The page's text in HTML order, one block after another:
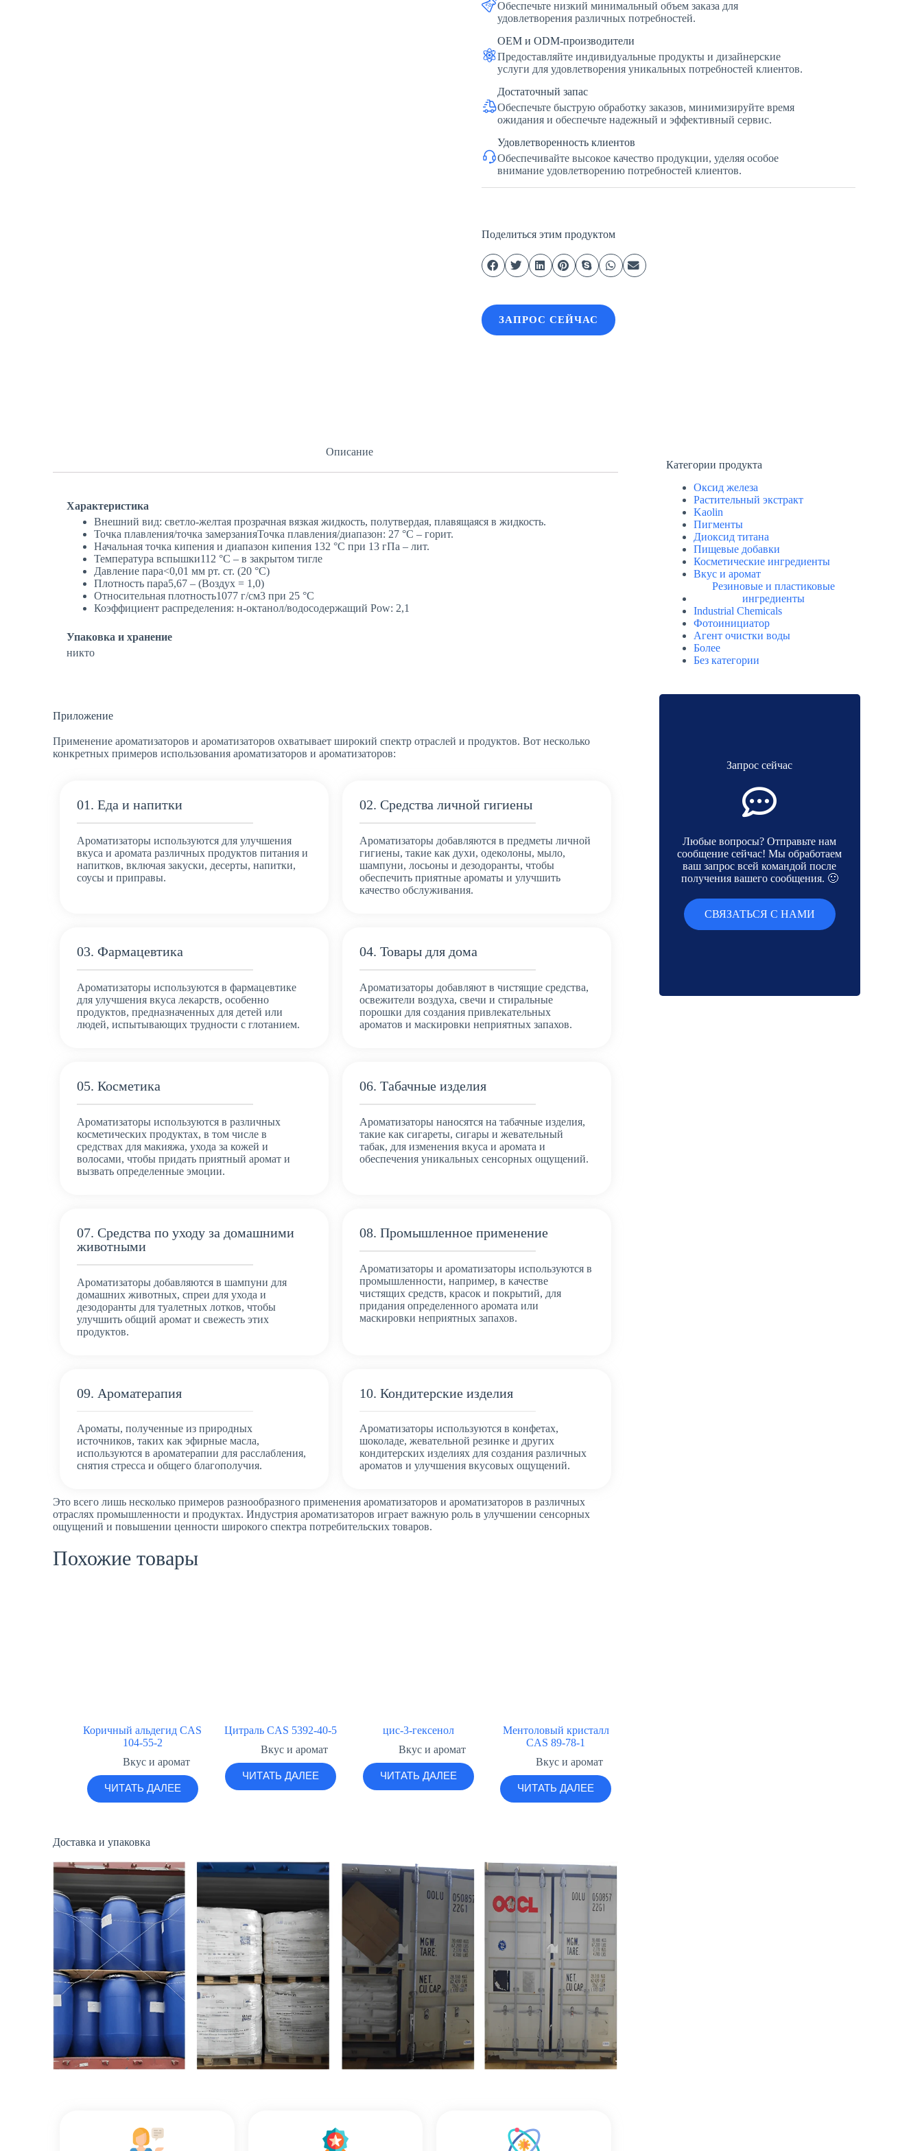
Обеспечьте низкий минимальный объем заказа для
удовлетворения различных потребностей.
OEM и ODM-производители
Предоставляйте индивидуальные продукты и дизайнерские
услуги для удовлетворения уникальных потребностей клиентов.
Достаточный запас
Обеспечьте быструю обработку заказов, минимизируйте время
ожидания и обеспечьте надежный и эффективный сервис.
Удовлетворенность клиентов
Обеспечивайте высокое качество продукции, уделяя особое
внимание удовлетворению потребностей клиентов.
Поделиться этим продуктом
ЗАПРОС СЕЙЧАС
Описание
Характеристика
Внешний вид: светло-желтая прозрачная вязкая жидкость, полутвердая, плавящаяся в жидкость.
Точка плавления/точка замерзанияТочка плавления/диапазон: 27 °C – горит.
Начальная точка кипения и диапазон кипения 132 °С при 13 гПа – лит.
Температура вспышки112 °C – в закрытом тигле
Давление пара<0,01 мм рт. ст. (20 °C)
Плотность пара5,67 – (Воздух = 1,0)
Относительная плотность1077 г/см3 при 25 °C
Коэффициент распределения: н-октанол/водосодержащий Pow: 2,1
Упаковка и хранение
никто
Приложение
Применение ароматизаторов и ароматизаторов охватывает широкий спектр отраслей и продуктов. Вот несколько
конкретных примеров использования ароматизаторов и ароматизаторов:
01. Еда и напитки
Ароматизаторы используются для улучшения
вкуса и аромата различных продуктов питания и
напитков, включая закуски, десерты, напитки,
соусы и приправы.
02. Средства личной гигиены
Ароматизаторы добавляются в предметы личной
гигиены, такие как духи, одеколоны, мыло,
шампуни, лосьоны и дезодоранты, чтобы
обеспечить приятные ароматы и улучшить
качество обслуживания.
03. Фармацевтика
Ароматизаторы используются в фармацевтике
для улучшения вкуса лекарств, особенно
продуктов, предназначенных для детей или
людей, испытывающих трудности с глотанием.
04. Товары для дома
Ароматизаторы добавляют в чистящие средства,
освежители воздуха, свечи и стиральные
порошки для создания привлекательных
ароматов и маскировки неприятных запахов.
05. Косметика
Ароматизаторы используются в различных
косметических продуктах, в том числе в
средствах для макияжа, ухода за кожей и
волосами, чтобы придать приятный аромат и
вызвать определенные эмоции.
06. Табачные изделия
Ароматизаторы наносятся на табачные изделия,
такие как сигареты, сигары и жевательный
табак, для изменения вкуса и аромата и
обеспечения уникальных сенсорных ощущений.
07. Средства по уходу за домашними
животными
Ароматизаторы добавляются в шампуни для
домашних животных, спреи для ухода и
дезодоранты для туалетных лотков, чтобы
улучшить общий аромат и свежесть этих
продуктов.
08. Промышленное применение
Ароматизаторы и ароматизаторы используются в
промышленности, например, в качестве
чистящих средств, красок и покрытий, для
придания определенного аромата или
маскировки неприятных запахов.
09. Ароматерапия
Ароматы, полученные из природных
источников, таких как эфирные масла,
используются в ароматерапии для расслабления,
снятия стресса и общего благополучия.
10. Кондитерские изделия
Ароматизаторы используются в конфетах,
шоколаде, жевательной резинке и других
кондитерских изделиях для создания различных
ароматов и улучшения вкусовых ощущений.
Это всего лишь несколько примеров разнообразного применения ароматизаторов и ароматизаторов в различных
отраслях промышленности и продуктах. Индустрия ароматизаторов играет важную роль в улучшении сенсорных
ощущений и повышении ценности широкого спектра потребительских товаров.
Похожие товары
Коричный альдегид CAS
104-55-2
Вкус и аромат
ЧИТАТЬ ДАЛЕЕ
Цитраль CAS 5392-40-5
Вкус и аромат
ЧИТАТЬ ДАЛЕЕ
цис-3-гексенол
Вкус и аромат
ЧИТАТЬ ДАЛЕЕ
Ментоловый кристалл
CAS 89-78-1
Вкус и аромат
ЧИТАТЬ ДАЛЕЕ
Доставка и упаковка
Категории продукта
Оксид железа
Растительный экстракт
Kaolin
Пигменты
Диоксид титана
Пищевые добавки
Косметические ингредиенты
Вкус и аромат
Резиновые и пластиковые
ингредиенты
Industrial Chemicals
Фотоинициатор
Агент очистки воды
Более
Без категории
Запрос сейчас
Любые вопросы? Отправьте нам
сообщение сейчас! Мы обработаем
ваш запрос всей командой после
получения вашего сообщения. 🙂
СВЯЗАТЬСЯ С НАМИ